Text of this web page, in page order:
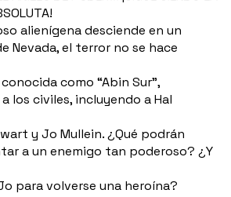
alienígena desciende en un
Nevada, el terror no se hace
como “Abin Sur",
los civiles, incluyendo a Hal
y Jo Mullein. ¿Qué podrán
a un enemigo tan poderoso? ¿Y
para volverse una heroína?